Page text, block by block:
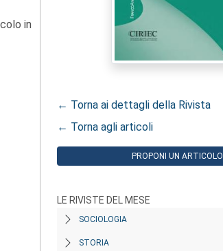
in
← Torna ai dettagli della Rivista
← Torna agli articoli
PROPONI UN ARTICOLO
LE RIVISTE DEL MESE
SOCIOLOGIA
STORIA